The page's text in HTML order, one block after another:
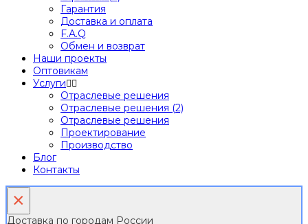
Гарантия
Доставка и оплата
F.A.Q
Обмен и возврат
Наши проекты
Оптовикам
Услуги
Отраслевые решения
Отраслевые решения (2)
Отраслевые решения
Проектирование
Производство
Блог
Контакты
×
Доставка по городам России